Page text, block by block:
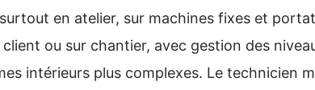
en atelier, sur machines fixes et
ou sur chantier, avec gestion des
intérieurs plus complexes. Le technicien